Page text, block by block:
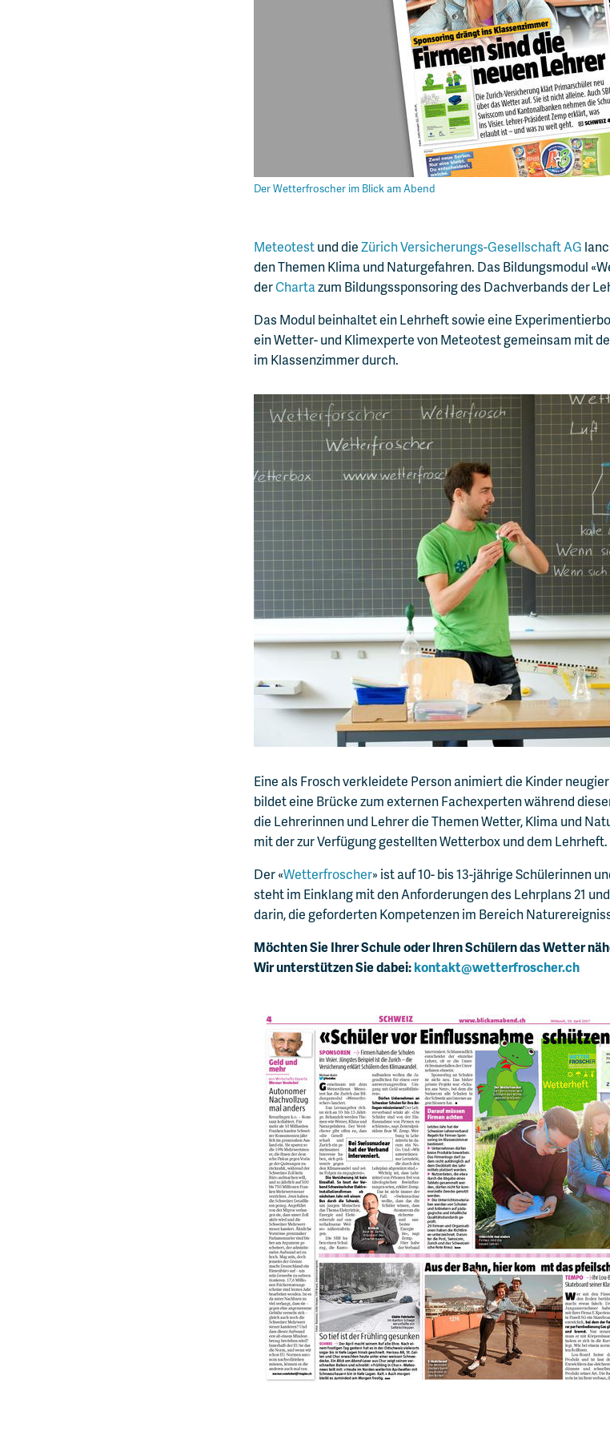
Der Wetterfroscher im Blick am Abend
Meteotestund dieZürich Versicherungs-Gesellschaft AG
den Themen Klima und Naturgefahren. Das Bildungsmodul
derChartazum Bildungssponsoring des Dachverbands der
Das Modul beinhaltet ein Lehrheft sowie eine
ein Wetter- und Klimexperte von Meteotest gemeinsam mit
im Klassenzimmer durch.
Eine als Frosch verkleidete Person animiert die Kinder
bildet eine Brücke zum externen Fachexperten während
die Lehrerinnen und Lehrer die Themen Wetter, Klima und
mit der zur Verfügung gestellten Wetterbox und dem Lehrheft.
Der «Wetterfroscher» ist auf 10- bis 13-jährige Schülerinnen
steht im Einklang mit den Anforderungen des Lehrplans 21
darin, die geforderten Kompetenzen im Bereich
Möchten Sie Ihrer Schule oder Ihren Schülern das Wetter
Wir unterstützen Sie dabei:kontakt@wetterfroscher.ch